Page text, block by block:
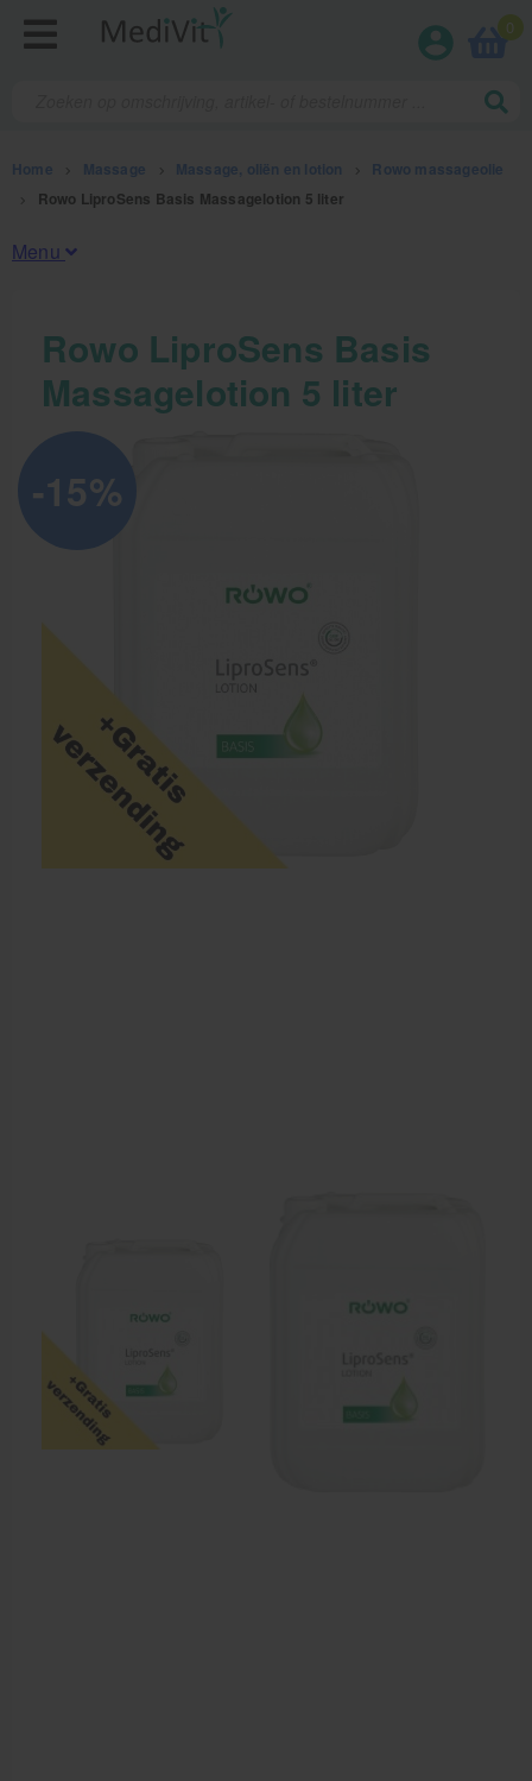
0
Home Massage Massage, oliën en lotion
Rowo massageolie
Rowo LiproSens Basis Massagelotion 5 liter
Menu
Fysiotherapieproducten
Verbruiksmaterialen
Massage
Massage, oliën en lotion
Zalven, crèmes, etherische olie
EHBO en BHV
Pedicure artikelen
Behandelstoel elektrisch
Rowo LiproSens Basis
Massagelotion 5 liter
-15%